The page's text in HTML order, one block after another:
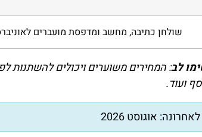
שולחן כתיבה, מחשב ומדפסת מועברים
לב: המחירים משוערים ויכולים להשתנות
ועוד.
אוגוסט 2026